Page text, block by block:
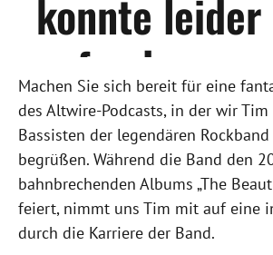
Machen Sie sich bereit für eine
des Altwire-Podcasts, in der wir Tim
Bassisten der legendären
begrüßen. Während die Band den
bahnbrechenden Albums „The
feiert, nimmt uns Tim mit auf eine
durch die Karriere der Band.